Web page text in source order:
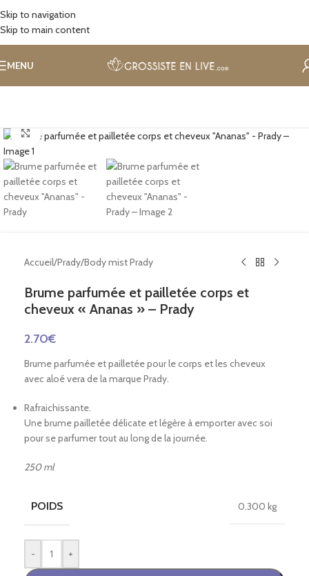
Skip to navigation
Skip to main content
MENU
Cliquez pour agrandir
Accueil/Prady/Body mist Prady
Brume parfumée et pailletée corps et
cheveux « Ananas » – Prady
2.70€
Brume parfumée et pailletée pour le corps et les cheveux
avec aloé vera de la marque Prady.
Rafraichissante.
Une brume pailletée délicate et légère à emporter avec soi
pour se parfumer tout au long de la journée.
250 ml
POIDS 0.300 kg
- +